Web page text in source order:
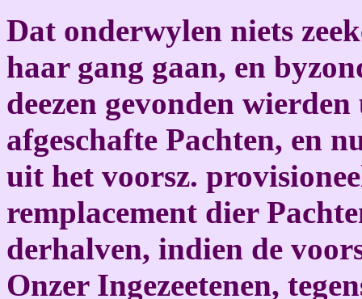
Dat onderwylen niets
haar gang gaan, en
deezen gevonden
afgeschafte Pachten, en
uit het voorsz.
remplacement dier
derhalven, indien de
Onzer Ingezeetenen,